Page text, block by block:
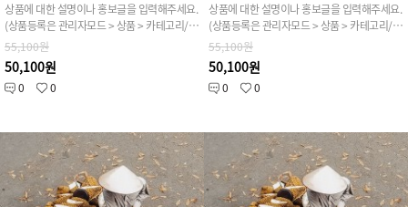
상품에 대한 설명이나 홍보글을 입력해주세요.
(상품등록은 관리자모드 > 상품 > 카테고리/상품관리 > 상품등록 가능)
55,100원
50,100원
0 0
상품에 대한 설명이나 홍보글을 입력해주세요.
(상품등록은 관리자모드 > 상품 > 카테고리/상품관리 > 상품등록 가능)
55,100원
50,100원
0 0